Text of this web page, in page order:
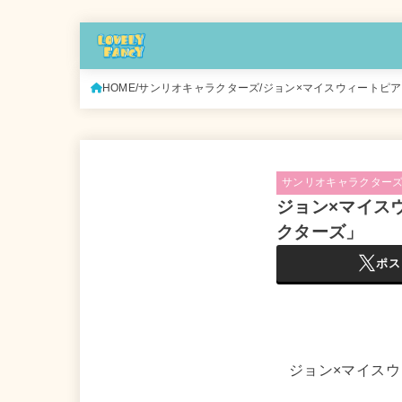
HOME サンリオキャラクターズ ジョン×マイスウィートピ
サンリオキャラクターズ
ジョン×マイス
クターズ」
ポス
ジョン×マイス